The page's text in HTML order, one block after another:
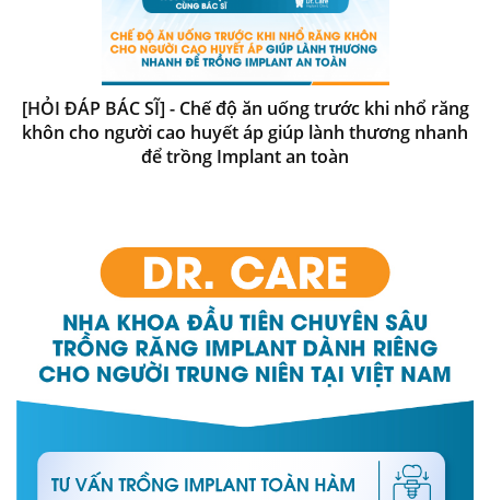
[HỎI ĐÁP BÁC SĨ] - Chế độ ăn uống trước khi nhổ răng
khôn cho người cao huyết áp giúp lành thương nhanh
để trồng Implant an toàn